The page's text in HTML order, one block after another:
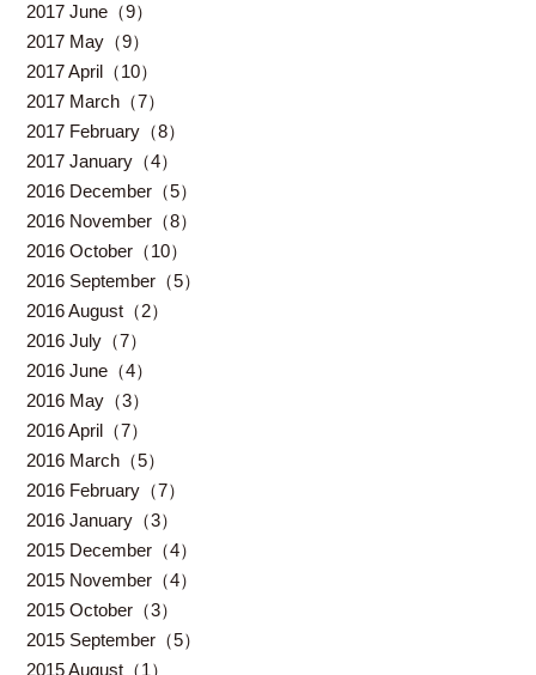
2017 June（9）
2017 May（9）
2017 April（10）
2017 March（7）
2017 February（8）
2017 January（4）
2016 December（5）
2016 November（8）
2016 October（10）
2016 September（5）
2016 August（2）
2016 July（7）
2016 June（4）
2016 May（3）
2016 April（7）
2016 March（5）
2016 February（7）
2016 January（3）
2015 December（4）
2015 November（4）
2015 October（3）
2015 September（5）
2015 August（1）